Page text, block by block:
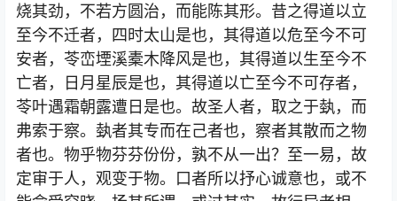
烧其劲，不若方圆治，而能陈其形。昔之得道以立
至今不迁者，四时太山是也，其得道以危至今不可
安者，苓峦堙溪橐木降风是也，其得道以生至今不
亡者，日月星辰是也，其得道以亡至今不可存者，
苓叶遇霜朝露遭日是也。故圣人者，取之于埶，而
弗索于察。埶者其专而在己者也，察者其散而之物
者也。物乎物芬芬份份，孰不从一出？至一易，故
定审于人，观变于物。口者所以抒心诚意也，或不